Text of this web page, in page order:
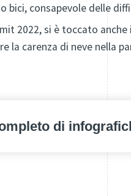
bici, consapevole delle
2022, si è toccato
la carenza di neve nella
di